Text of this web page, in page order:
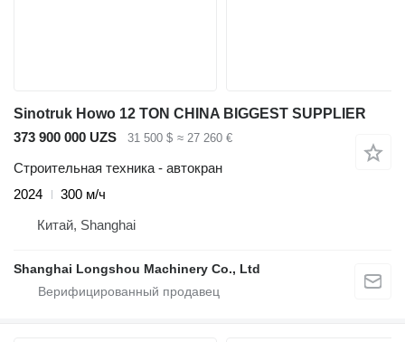
Sinotruk Howo 12 TON CHINA BIGGEST SUPPLIER
373 900 000 UZS
31 500 $ ≈ 27 260 €
Строительная техника - автокран
2024
300 м/ч
Китай, Shanghai
Shanghai Longshou Machinery Co., Ltd